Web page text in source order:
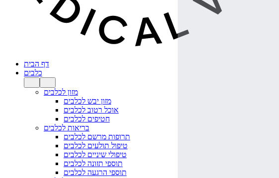
דף הבית
כלבים
מזון לכלבים
מזון יבש לכלבים
אוכל רטוב לכלבים
חטיפים לכלבים
בריאות לכלבים
תרופות מרשם לכלבים
טיפול תולעים לכלבים
טיפולי שיניים לכלבים
תוספי תזונה לכלבים
תוספי הרגעה לכלבים